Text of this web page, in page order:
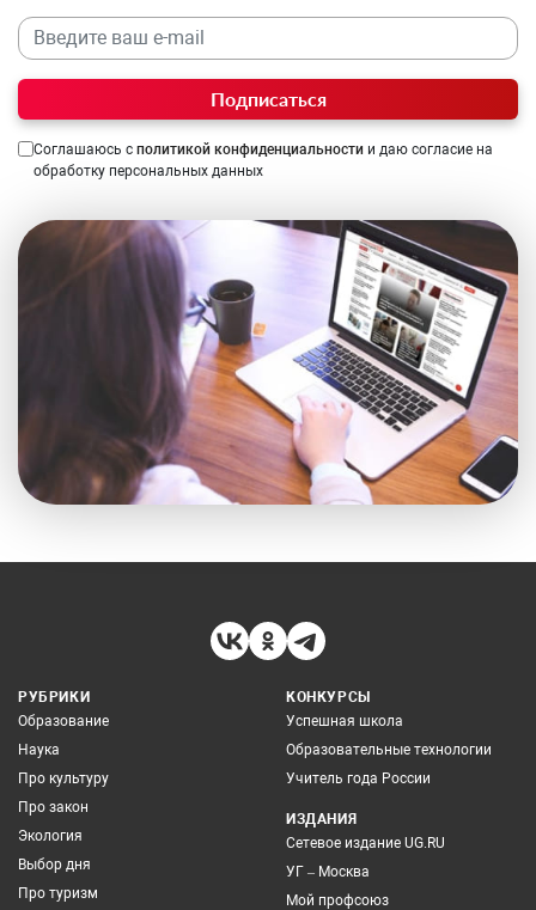
Подписаться
Соглашаюсь с политикой конфиденциальности и даю согласие на
обработку персональных данных
РУБРИКИ
Образование
Наука
Про культуру
Про закон
Экология
Выбор дня
Про туризм
КОНКУРСЫ
Успешная школа
Образовательные технологии
Учитель года России
ИЗДАНИЯ
Сетевое издание UG.RU
УГ – Москва
Мой профсоюз